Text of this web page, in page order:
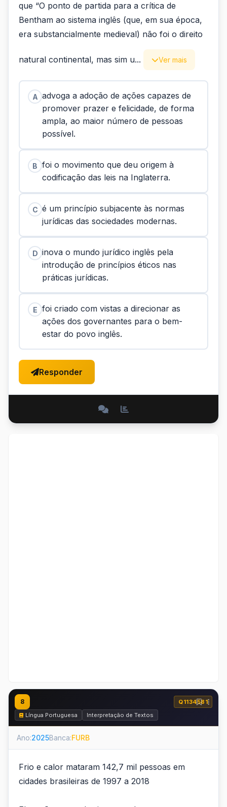
que “O ponto de partida para a crítica de
Bentham ao sistema inglês (que, em sua época,
era substancialmente medieval) não foi o direito
natural continental, mas sim u... Ver mais
A advoga a adoção de ações capazes de
promover prazer e felicidade, de forma
ampla, ao maior número de pessoas
possível.
B foi o movimento que deu origem à
codificação das leis na Inglaterra.
C é um princípio subjacente às normas
jurídicas das sociedades modernas.
D inova o mundo jurídico inglês pela
introdução de princípios éticos nas
práticas jurídicas.
E foi criado com vistas a direcionar as
ações dos governantes para o bem-
estar do povo inglês.
Responder
8
Q1134581
Língua Portuguesa
Interpretação de Textos
Ano:2025Banca:FURB
Frio e calor mataram 142,7 mil pessoas em
cidades brasileiras de 1997 a 2018